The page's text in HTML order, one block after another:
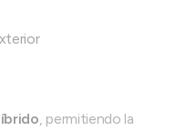
, permitiendo la